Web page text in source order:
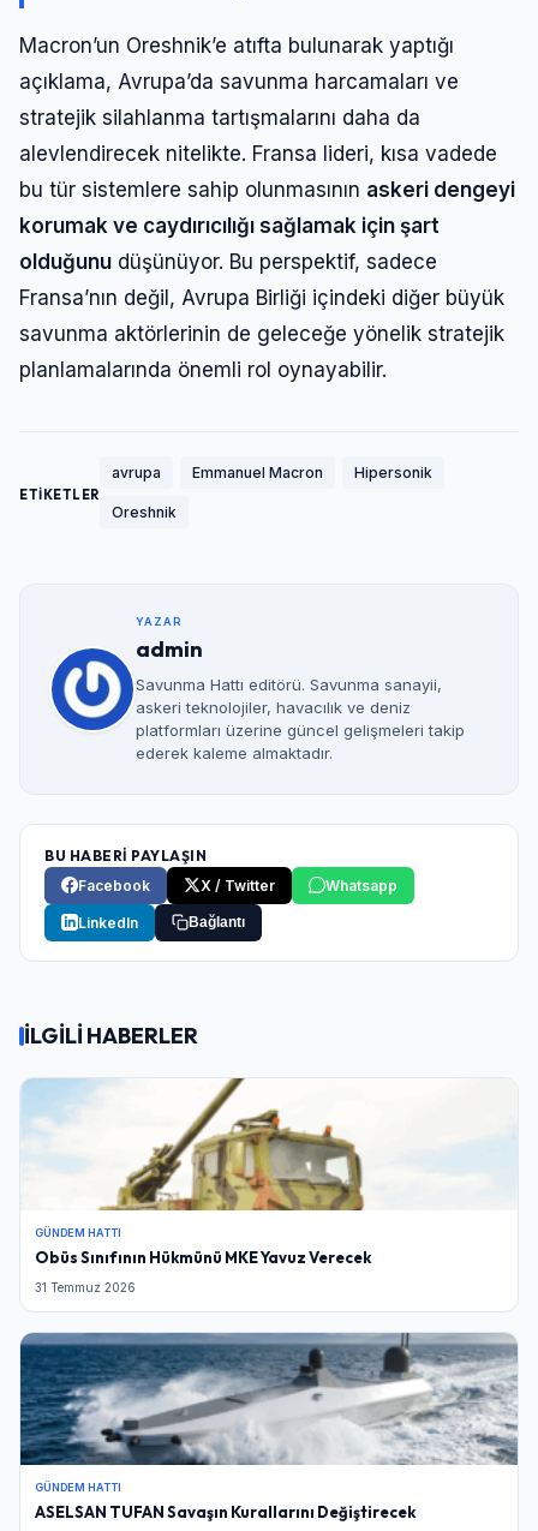
Macron’un Oreshnik’e atıfta bulunarak yaptığı
açıklama, Avrupa’da savunma harcamaları ve
stratejik silahlanma tartışmalarını daha da
alevlendirecek nitelikte. Fransa lideri, kısa vadede
bu tür sistemlere sahip olunmasının askeri dengeyi
korumak ve caydırıcılığı sağlamak için şart
olduğunu düşünüyor. Bu perspektif, sadece
Fransa’nın değil, Avrupa Birliği içindeki diğer büyük
savunma aktörlerinin de geleceğe yönelik stratejik
planlamalarında önemli rol oynayabilir.
ETİKETLER
avrupa Emmanuel Macron Hipersonik
Oreshnik
YAZAR
admin
Savunma Hattı editörü. Savunma sanayii,
askeri teknolojiler, havacılık ve deniz
platformları üzerine güncel gelişmeleri takip
ederek kaleme almaktadır.
BU HABERİ PAYLAŞIN
Facebook
X / Twitter Whatsapp
LinkedIn Bağlantı
İLGİLİ HABERLER
GÜNDEM HATTI
Obüs Sınıfının Hükmünü MKE Yavuz Verecek
31 Temmuz 2026
GÜNDEM HATTI
ASELSAN TUFAN Savaşın Kurallarını Değiştirecek